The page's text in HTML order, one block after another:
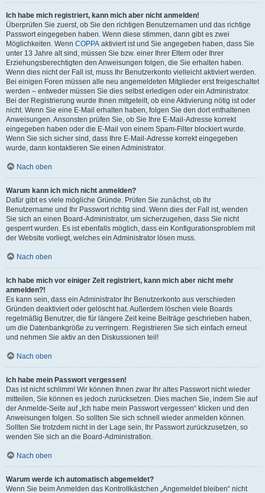
Ich habe mich registriert, kann mich aber nicht anmelden!
Überprüfen Sie zuerst, ob Sie den richtigen Benutzernamen und das richtige
Passwort eingegeben haben. Wenn diese stimmen, dann gibt es zwei
Möglichkeiten. Wenn COPPA aktiviert ist und Sie angegeben haben, dass Sie
unter 13 Jahre alt sind, müssen Sie bzw. einer Ihrer Eltern oder Ihrer
Erziehungsberechtigten den Anweisungen folgen, die Sie erhalten haben.
Wenn dies nicht der Fall ist, muss Ihr Benutzerkonto vielleicht aktiviert werden.
Bei einigen Foren müssen alle neu angemeldeten Mitglieder erst freigeschaltet
werden – entweder müssen Sie dies selbst erledigen oder ein Administrator.
Bei der Registrierung wurde Ihnen mitgeteilt, ob eine Aktivierung nötig ist oder
nicht. Wenn Sie eine E-Mail erhalten haben, folgen Sie den dort enthaltenen
Anweisungen. Ansonsten prüfen Sie, ob Sie Ihre E-Mail-Adresse korrekt
eingegeben haben oder die E-Mail von einem Spam-Filter blockiert wurde.
Wenn Sie sich sicher sind, dass Ihre E-Mail-Adresse korrekt eingegeben
wurde, dann kontaktieren Sie einen Administrator.
Nach oben
Warum kann ich mich nicht anmelden?
Dafür gibt es viele mögliche Gründe. Prüfen Sie zunächst, ob Ihr
Benutzername und Ihr Passwort richtig sind. Wenn dies der Fall ist, wenden
Sie sich an einen Board-Administrator, um sicherzugehen, dass Sie nicht
gesperrt wurden. Es ist ebenfalls möglich, dass ein Konfigurationsproblem mit
der Website vorliegt, welches ein Administrator lösen muss.
Nach oben
Ich habe mich vor einiger Zeit registriert, kann mich aber nicht mehr
anmelden?!
Es kann sein, dass ein Administrator Ihr Benutzerkonto aus verschieden
Gründen deaktiviert oder gelöscht hat. Außerdem löschen viele Boards
regelmäßig Benutzer, die für längere Zeit keine Beiträge geschrieben haben,
um die Datenbankgröße zu verringern. Registrieren Sie sich einfach erneut
und nehmen Sie aktiv an den Diskussionen teil!
Nach oben
Ich habe mein Passwort vergessen!
Das ist nicht schlimm! Wir können Ihnen zwar Ihr altes Passwort nicht wieder
mitteilen, Sie können es jedoch zurücksetzen. Dies machen Sie, indem Sie auf
der Anmelde-Seite auf „Ich habe mein Passwort vergessen“ klicken und den
Anweisungen folgen. So sollten Sie sich schnell wieder anmelden können.
Sollten Sie trotzdem nicht in der Lage sein, Ihr Passwort zurückzusetzen, so
wenden Sie sich an die Board-Administration.
Nach oben
Warum werde ich automatisch abgemeldet?
Wenn Sie beim Anmelden das Kontrollkästchen „Angemeldet bleiben“ nicht